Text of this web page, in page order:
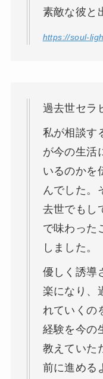
素敵な彼と
https://soul-
過去世セラ
私が相談す
が今の生活
いるのかを
んでした。
去世でもし
で味わった
しました。
優しく誘導
楽になり、
れていくの
経験を今の
教えていた
前に進める